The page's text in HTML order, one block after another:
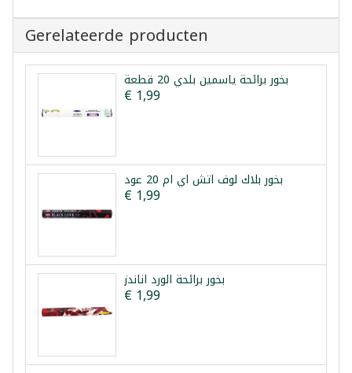
Gerelateerde producten
بخور برائحة ياسمين بلدي 20 قطعة
€ 1,99
بخور بلاك لوف اتش اي ام 20 عود
€ 1,99
بخور برائحة الورد اناندز
€ 1,99